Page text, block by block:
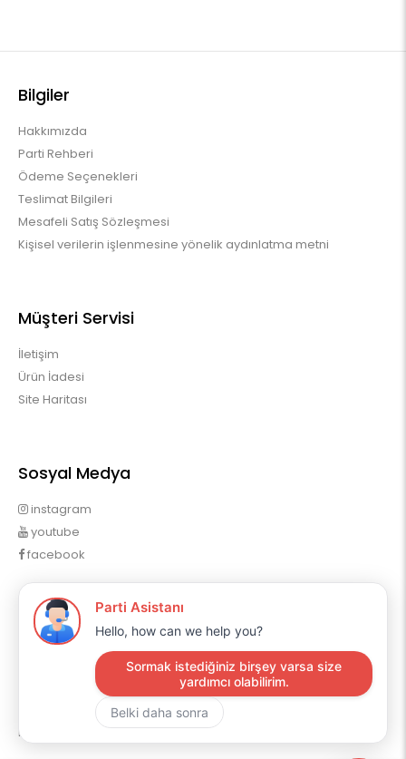
Bilgiler
Hakkımızda
Parti Rehberi
Ödeme Seçenekleri
Teslimat Bilgileri
Mesafeli Satış Sözleşmesi
Kişisel verilerin işlenmesine yönelik aydınlatma metni
Müşteri Servisi
İletişim
Ürün İadesi
Site Haritası
Sosyal Medya
instagram
youtube
facebook
Profilim
Sipariş Geçmişim
Alışveriş Listem
Mail Aboneliği